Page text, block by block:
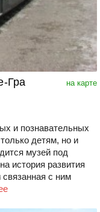
на карте
Гра
и познавательных
детям, но и
музей под
история развития
с ним